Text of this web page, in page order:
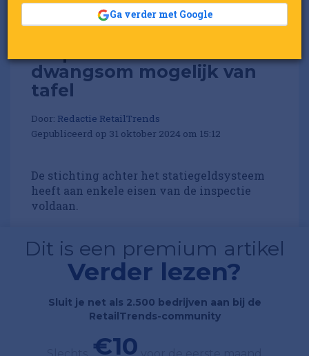
dwangsom mogelijk van
tafel
Door: Redactie RetailTrends
Gepubliceerd op 31 oktober 2024 om 15:12
De stichting achter het statiegeldsysteem
heeft aan enkele eisen van de inspectie
voldaan.
Dit is een premium artikel
Verder lezen?
Sluit je net als 2.500 bedrijven aan bij de
RetailTrends-community
€10
Ga verder met Google